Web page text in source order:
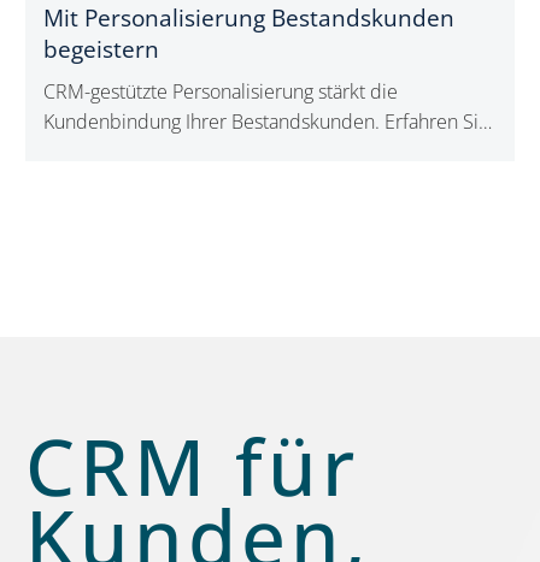
Mit Personalisierung Bestandskunden
begeistern
CRM-gestützte Personalisierung stärkt die
Kundenbindung Ihrer Bestandskunden. Erfahren Sie,
CRM für
Kunden,